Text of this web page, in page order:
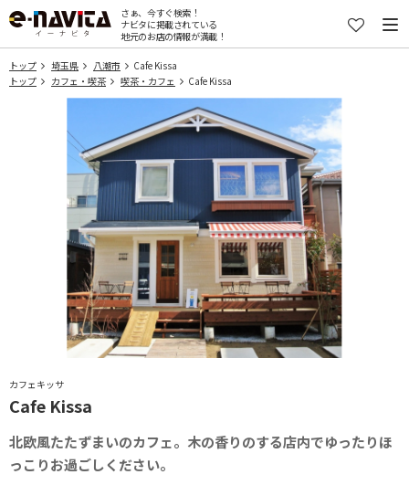
さぁ、今すぐ検索！
ナビタに掲載されている
地元のお店の情報が満載！
トップ 埼玉県 八潮市
Cafe Kissa
トップ
カフェ・喫茶 喫茶・カフェ Cafe Kissa
カフェキッサ
Cafe Kissa
北欧風たたずまいのカフェ。木の香りのする店内でゆったりほ
っこりお過ごしください。